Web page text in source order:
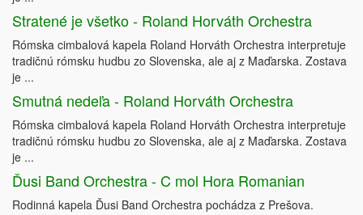
Stratené je všetko - Roland Horváth Orchestra
Rómska cimbalová kapela Roland Horváth Orchestra interpretuje
tradičnú rómsku hudbu zo Slovenska, ale aj z Maďarska. Zostava
je ...
Smutná nedeľa - Roland Horváth Orchestra
Rómska cimbalová kapela Roland Horváth Orchestra interpretuje
tradičnú rómsku hudbu zo Slovenska, ale aj z Maďarska. Zostava
je ...
Ďusi Band Orchestra - C mol Hora Romanian
Rodinná kapela Ďusi Band Orchestra pochádza z Prešova.